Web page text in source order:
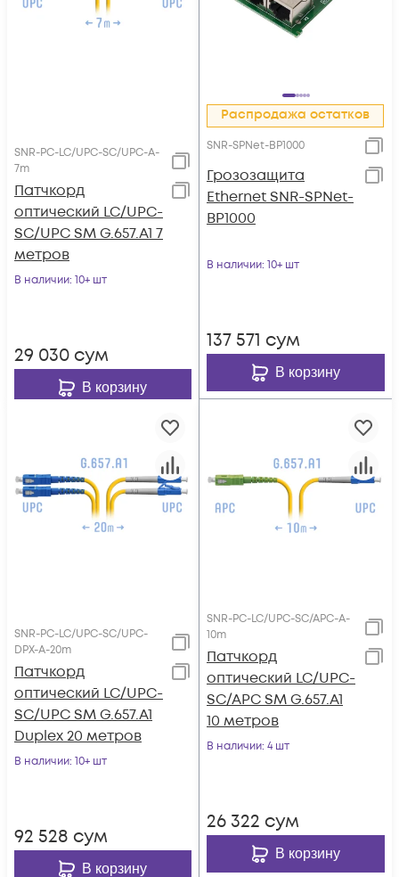
SNR-PC-LC/UPC-SC/UPC-A-
7m
Патчкорд
оптический LC/UPC-
SC/UPC SM G.657.A1 7
метров
В наличии: 10+ шт
29 030 сум
В корзину
Распродажа остатков
SNR-SPNet-BP1000
Грозозащита
Ethernet SNR-SPNet-
BP1000
В наличии: 10+ шт
137 571 сум
В корзину
SNR-PC-LC/UPC-SC/UPC-
DPX-A-20m
Патчкорд
оптический LC/UPC-
SC/UPC SM G.657.A1
Duplex 20 метров
В наличии: 10+ шт
92 528 сум
В корзину
SNR-PC-LC/UPC-SC/APC-A-
10m
Патчкорд
оптический LC/UPC-
SC/APC SM G.657.A1
10 метров
В наличии: 4 шт
26 322 сум
В корзину